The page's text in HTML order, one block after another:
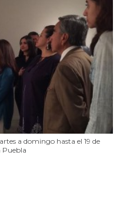
a domingo hasta el 19 de
Puebla